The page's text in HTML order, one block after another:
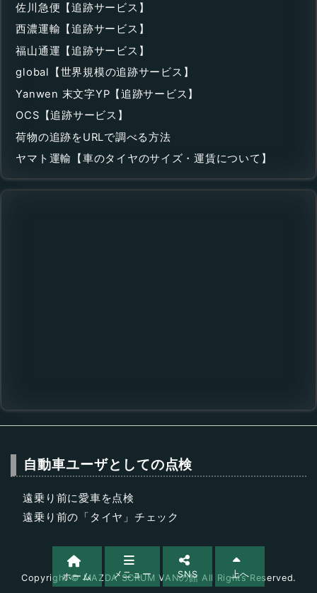
佐川急便【追跡サービス】
西濃運輸【追跡サービス】
福山通運【追跡サービス】
global【世界規模の追跡サービス】
Yanwen 末文字YP【追跡サービス】
OCS【追跡サービス】
荷物の追跡をURLで調べる方法
ヤマト運輸【車のタイヤのサイズ・運賃について】
自動車ユーザとしての点検
遠乗り前に愛車を点検
遠乗り前の「タイヤ」チェック
Copyright ©MAZDA SCRUM VANの館 All Rights Reserved.
ホーム メニュー SNS 上へ